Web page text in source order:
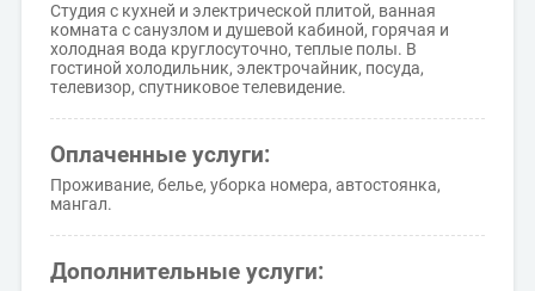
Студия с кухней и электрической плитой, ванная
комната с санузлом и душевой кабиной, горячая и
холодная вода круглосуточно, теплые полы. В
гостиной холодильник, электрочайник, посуда,
телевизор, спутниковое телевидение.
Оплаченные услуги:
Проживание, белье, уборка номера, автостоянка,
мангал.
Дополнительные услуги: